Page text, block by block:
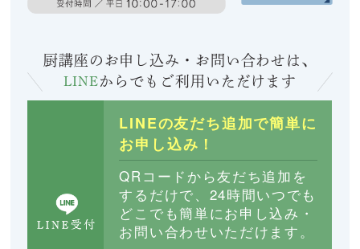
厨講座のお申し込み・お問い合わせは、
LINEからでも ご利用いただけます
LINEの友だち追加で簡単に
お申し込み！
QRコードから友だち追加を
するだけで、24時間いつでも
どこでも簡単にお申し込み・
お問い合わせいただけます。